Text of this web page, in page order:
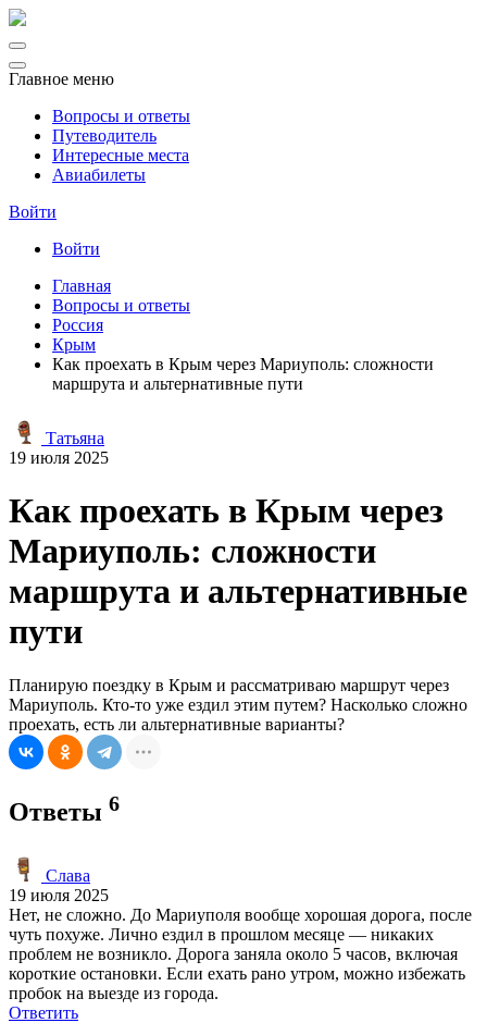
Главное меню
Вопросы и ответы
Путеводитель
Интересные места
Авиабилеты
Войти
Войти
Главная
Вопросы и ответы
Россия
Крым
Как проехать в Крым через Мариуполь: сложности
маршрута и альтернативные пути
Татьяна
19 июля 2025
Как проехать в Крым через
Мариуполь: сложности
маршрута и альтернативные
пути
Планирую поездку в Крым и рассматриваю маршрут через
Мариуполь. Кто-то уже ездил этим путем? Насколько сложно
проехать, есть ли альтернативные варианты?
Ответы 6
Слава
19 июля 2025
Нет, не сложно. До Мариуполя вообще хорошая дорога, после
чуть похуже. Лично ездил в прошлом месяце — никаких
проблем не возникло. Дорога заняла около 5 часов, включая
короткие остановки. Если ехать рано утром, можно избежать
пробок на выезде из города.
Ответить